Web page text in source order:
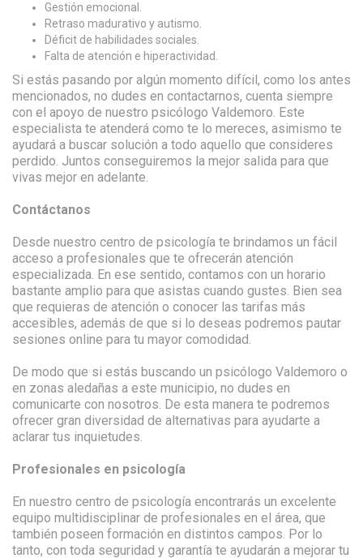
Gestión emocional.
Retraso madurativo y autismo.
Déficit de habilidades sociales.
Falta de atención e hiperactividad.
Si estás pasando por algún momento difícil, como los antes
mencionados, no dudes en contactarnos, cuenta siempre
con el apoyo de nuestro psicólogo Valdemoro. Este
especialista te atenderá como te lo mereces, asimismo te
ayudará a buscar solución a todo aquello que consideres
perdido. Juntos conseguiremos la mejor salida para que
vivas mejor en adelante.
Contáctanos
Desde nuestro centro de psicología te brindamos un fácil
acceso a profesionales que te ofrecerán atención
especializada. En ese sentido, contamos con un horario
bastante amplio para que asistas cuando gustes. Bien sea
que requieras de atención o conocer las tarifas más
accesibles, además de que si lo deseas podremos pautar
sesiones online para tu mayor comodidad.
De modo que si estás buscando un psicólogo Valdemoro o
en zonas aledañas a este municipio, no dudes en
comunicarte con nosotros. De esta manera te podremos
ofrecer gran diversidad de alternativas para ayudarte a
aclarar tus inquietudes.
Profesionales en psicología
En nuestro centro de psicología encontrarás un excelente
equipo multidisciplinar de profesionales en el área, que
también poseen formación en distintos campos. Por lo
tanto, con toda seguridad y garantía te ayudarán a mejorar tu